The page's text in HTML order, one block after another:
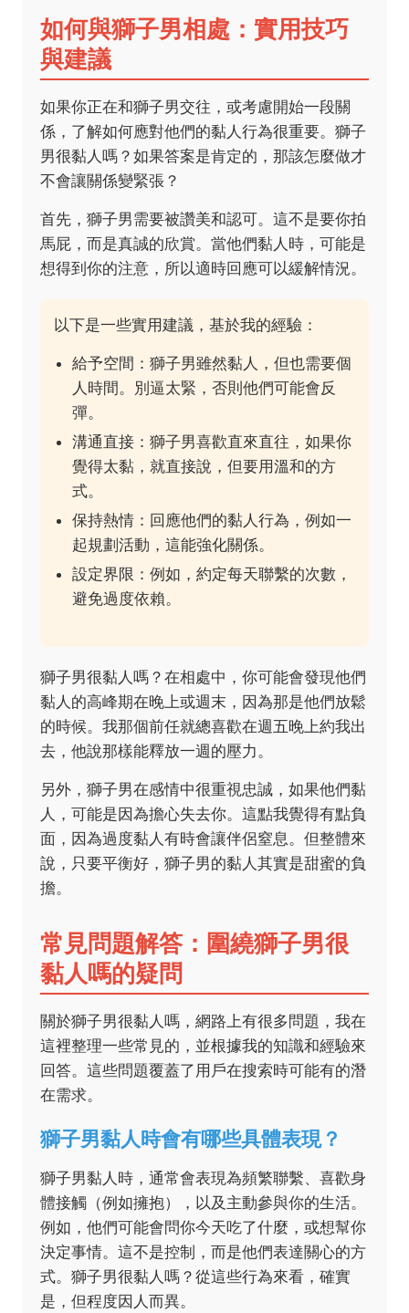
如何與獅子男相處：實用技巧
與建議
如果你正在和獅子男交往，或考慮開始一段關
係，了解如何應對他們的黏人行為很重要。獅子
男很黏人嗎？如果答案是肯定的，那該怎麼做才
不會讓關係變緊張？
首先，獅子男需要被讚美和認可。這不是要你拍
馬屁，而是真誠的欣賞。當他們黏人時，可能是
想得到你的注意，所以適時回應可以緩解情況。
以下是一些實用建議，基於我的經驗：
給予空間：獅子男雖然黏人，但也需要個
人時間。別逼太緊，否則他們可能會反
彈。
溝通直接：獅子男喜歡直來直往，如果你
覺得太黏，就直接說，但要用溫和的方
式。
保持熱情：回應他們的黏人行為，例如一
起規劃活動，這能強化關係。
設定界限：例如，約定每天聯繫的次數，
避免過度依賴。
獅子男很黏人嗎？在相處中，你可能會發現他們
黏人的高峰期在晚上或週末，因為那是他們放鬆
的時候。我那個前任就總喜歡在週五晚上約我出
去，他說那樣能釋放一週的壓力。
另外，獅子男在感情中很重視忠誠，如果他們黏
人，可能是因為擔心失去你。這點我覺得有點負
面，因為過度黏人有時會讓伴侶窒息。但整體來
說，只要平衡好，獅子男的黏人其實是甜蜜的負
擔。
常見問題解答：圍繞獅子男很
黏人嗎的疑問
關於獅子男很黏人嗎，網路上有很多問題，我在
這裡整理一些常見的，並根據我的知識和經驗來
回答。這些問題覆蓋了用戶在搜索時可能有的潛
在需求。
獅子男黏人時會有哪些具體表現？
獅子男黏人時，通常會表現為頻繁聯繫、喜歡身
體接觸（例如擁抱），以及主動參與你的生活。
例如，他們可能會問你今天吃了什麼，或想幫你
決定事情。這不是控制，而是他們表達關心的方
式。獅子男很黏人嗎？從這些行為來看，確實
是，但程度因人而異。